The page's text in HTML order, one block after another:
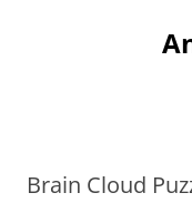
Brain Cloud